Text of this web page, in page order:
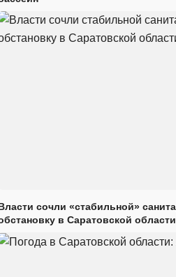
сочли «стабильной»
в Саратовской области